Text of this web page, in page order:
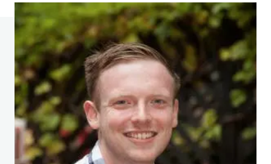
Conformity : A Minority of One Against a
Unanimous Majority. Psychological Monographs
1956, 70 (9), 117-190.
[5] Cialdini, R. B. ; Reno, R. R. ; Kallgren, C. A., A
focus theory of normative conduct : Recycling the
concept of norms to reduce littering in public
places. Journal of Personality and Social
Psychology 1990, 58 (6), 1015-1026.
[6]Goldstein, N. ; J ; Cialdini, R.; ; Griskevicius, V., A